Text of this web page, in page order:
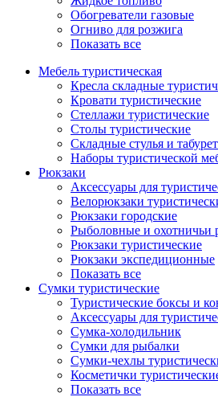
Обогреватели газовые
Огниво для розжига
Показать все
Мебель туристическая
Кресла складные
Кровати туристические
Стеллажи туристические
Столы туристические
Складные стулья и
Наборы туристической
Рюкзаки
Аксессуары для
Велорюкзаки
Рюкзаки городские
Рыболовные и охотничьи
Рюкзаки туристические
Рюкзаки экспедиционные
Показать все
Сумки туристические
Туристические боксы и
Аксессуары для
Сумка-холодильник
Сумки для рыбалки
Сумки-чехлы
Косметички
Показать все